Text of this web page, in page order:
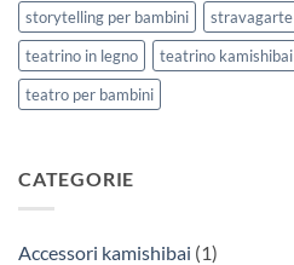
storytelling per bambini
stravagarte
teatrino in legno
teatrino kamishibai
teatro per bambini
CATEGORIE
Accessori kamishibai (1)